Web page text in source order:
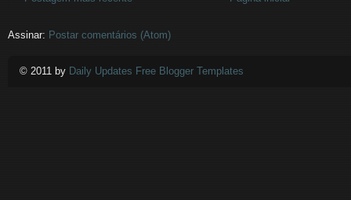
Assinar: Postar comentários (Atom)
© 2011 by Daily Updates Free Blogger Templates